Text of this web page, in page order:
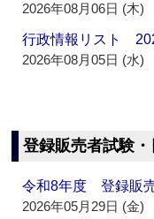
2026年08月06日 (木)
行政情報リスト
2026年08月05日 (水)
登録販売者試験
令和8年度 登録販
2026年05月29日 (金)